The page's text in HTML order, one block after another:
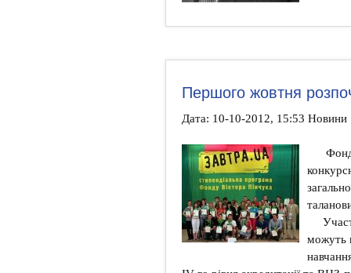
Першого жовтня
Дата: 10-10-2012, 15:53 Новини
можуть